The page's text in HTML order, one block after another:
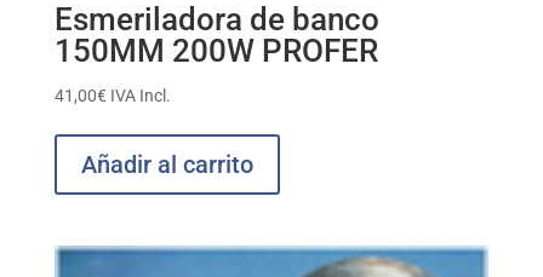
Esmeriladora de banco
150MM 200W PROFER
41,00€ IVA Incl.
Añadir al carrito